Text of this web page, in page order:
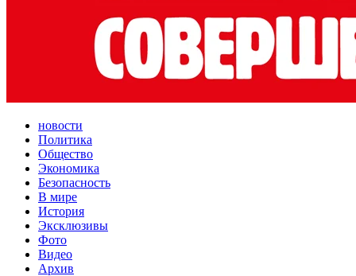
новости
Политика
Общество
Экономика
Безопасность
В мире
История
Эксклюзивы
Фото
Видео
Архив